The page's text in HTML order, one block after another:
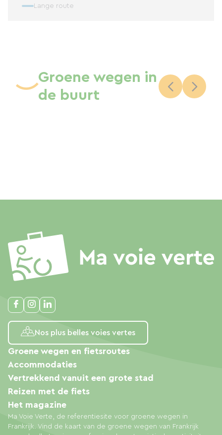
Lange route
Groene wegen in
de buurt
Nos plus belles voies vertes
Ma Voie Verte, de referentiesite voor groene wegen in
Frankrijk. Vind de kaart van de groene wegen van Frankrijk
Groene wegen en fietsroutes
Accommodaties
Vertrekkend vanuit een grote stad
Reizen met de fiets
Het magazine